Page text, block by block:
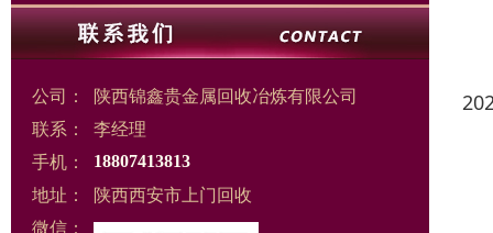
公司：
陕西锦鑫贵金属回收冶炼有限公司
联系：
李经理
手机：
18807413813
地址：
陕西西安市上门回收
微信：